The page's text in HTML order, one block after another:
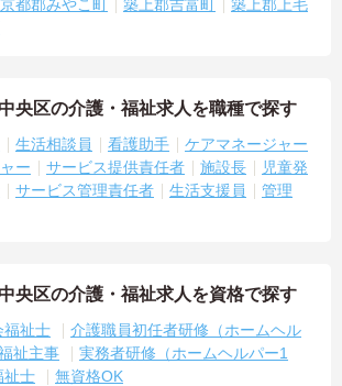
京都郡みやこ町 築上郡吉富町
築上郡上毛
央区の介護・福祉求人を職種で探す
生活相談員 看護助手
ケアマネージャー
ー
サービス提供責任者 施設長
児童発
サービス管理責任者 生活支援員
管理
央区の介護・福祉求人を資格で探す
福祉士
介護職員初任者研修（ホームヘル
祉主事
実務者研修（ホームヘルパー1
祉士 無資格OK